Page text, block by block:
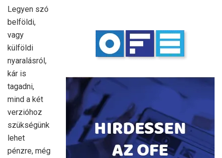
Legyen szó
belföldi,
vagy
külföldi
nyaralásról,
kár is
tagadni,
mind a két
verzióhoz
szükségünk
lehet
pénzre, még